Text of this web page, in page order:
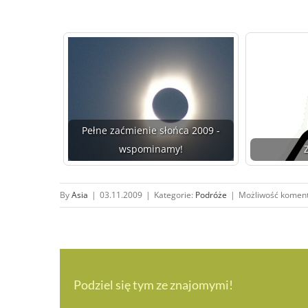
Pełne zaćmienie słońca 2009 -
wspominamy!
ByAsia | 03.11.2009 | Kategorie: Podróże | Możliwość
Podziel się tym ze znajomymi!